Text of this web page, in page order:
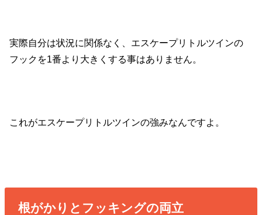
実際自分は状況に関係なく、エスケープリトルツインの
フックを1番より大きくする事はありません。
これがエスケープリトルツインの強みなんですよ。
根がかりとフッキングの両立